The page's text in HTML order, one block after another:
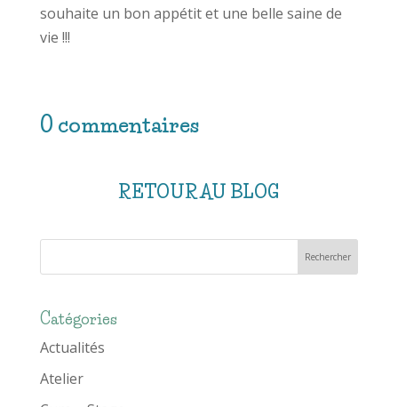
souhaite un bon appétit et une belle saine de
vie !!!
0 commentaires
RETOUR AU BLOG
Catégories
Actualités
Atelier